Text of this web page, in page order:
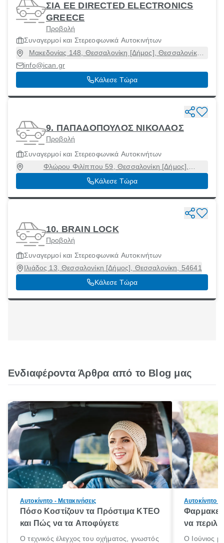
ΣΙΑ ΕΕ DIRECTED ELECTRONICS
GREECE
Προβολή
Συναγερμοί και Στερεοφωνικά Αυτοκινήτων
Μακεδονίας 148, Θεσσαλονίκη [Δήμος], Θεσσαλονίκη,
info@ican.gr
Κάλεσε Τώρα
9. ΠΑΠΑΔΟΠΟΥΛΟΣ ΝΙΚΟΛΑΟΣ
Προβολή
Συναγερμοί και Στερεοφωνικά Αυτοκινήτων
Φλώρου Φιλίππου 59, Θεσσαλονίκη [Δήμος],
Θεσσαλονίκη, 54635
Κάλεσε Τώρα
10. BRAIN LOCK
Προβολή
Συναγερμοί και Στερεοφωνικά Αυτοκινήτων
Ιλιάδος 13, Θεσσαλονίκη [Δήμος], Θεσσαλονίκη, 54641
Κάλεσε Τώρα
Ενδιαφέροντα Άρθρα από το Blog μας
Αυτοκίνητο - Μετακινήσεις
Πόσο Κοστίζουν τα Πρόστιμα ΚΤΕΟ
και Πώς να τα Αποφύγετε
Ο τεχνικός έλεγχος του οχήματος, γνωστός
Αυτοκίνητο -
να
Ο Ιούνιος